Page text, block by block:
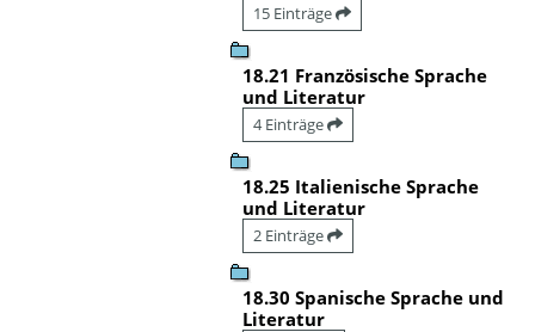
15 Einträge
18.21 Französische Sprache
und Literatur
4 Einträge
18.25 Italienische Sprache
und Literatur
2 Einträge
18.30 Spanische Sprache und
Literatur